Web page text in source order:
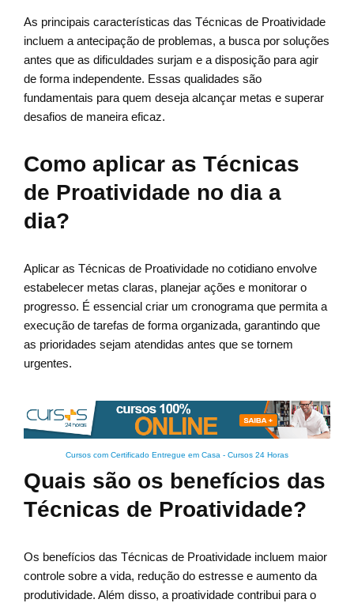
As principais características das Técnicas de Proatividade
incluem a antecipação de problemas, a busca por soluções
antes que as dificuldades surjam e a disposição para agir
de forma independente. Essas qualidades são
fundamentais para quem deseja alcançar metas e superar
desafios de maneira eficaz.
Como aplicar as Técnicas
de Proatividade no dia a
dia?
Aplicar as Técnicas de Proatividade no cotidiano envolve
estabelecer metas claras, planejar ações e monitorar o
progresso. É essencial criar um cronograma que permita a
execução de tarefas de forma organizada, garantindo que
as prioridades sejam atendidas antes que se tornem
urgentes.
Cursos com Certificado Entregue em Casa - Cursos 24 Horas
Quais são os benefícios das
Técnicas de Proatividade?
Os benefícios das Técnicas de Proatividade incluem maior
controle sobre a vida, redução do estresse e aumento da
produtividade. Além disso, a proatividade contribui para o